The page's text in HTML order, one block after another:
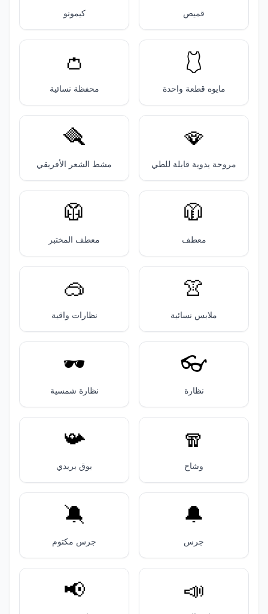
قميص كيمونو
🩱
مايوه قطعة واحدة
👛
محفظة نسائية
🪭
مروحة يدوية قابلة للطي
🪮
مشط الشعر الأفريقي
🧥
معطف
🥼
معطف المختبر
👚
ملابس نسائية
🥽
نظارات واقية
👓️
نظارة
🕶️
نظارة شمسية
🧣
وشاح
📯
بوق بريدي
🔔
جرس
🔕
جرس مكتوم
📣
📢